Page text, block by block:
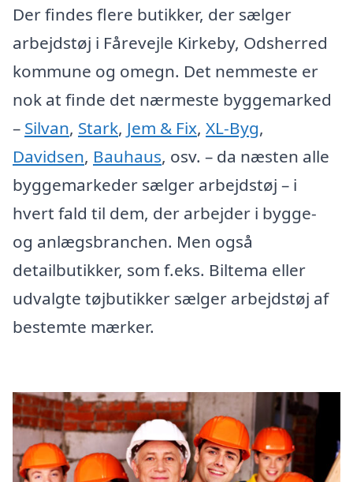
Der findes flere butikker, der sælger
arbejdstøj i Fårevejle Kirkeby, Odsherred
kommune og omegn. Det nemmeste er
nok at finde det nærmeste byggemarked
– Silvan, Stark, Jem & Fix, XL-Byg,
Davidsen, Bauhaus, osv. – da næsten alle
byggemarkeder sælger arbejdstøj – i
hvert fald til dem, der arbejder i bygge-
og anlægsbranchen. Men også
detailbutikker, som f.eks. Biltema eller
udvalgte tøjbutikker sælger arbejdstøj af
bestemte mærker.